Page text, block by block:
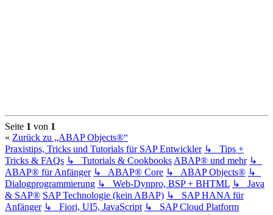
Seite 1 von 1
« Zurück zu „ABAP Objects®“
Praxistips, Tricks und Tutorials für SAP Entwickler ↳ Tips +
Tricks & FAQs ↳ Tutorials & Cookbooks ABAP® und mehr ↳
ABAP® für Anfänger ↳ ABAP® Core ↳ ABAP Objects® ↳
Dialogprogrammierung ↳ Web-Dynpro, BSP + BHTML ↳ Java
& SAP® SAP Technologie (kein ABAP) ↳ SAP HANA für
Anfänger ↳ Fiori, UI5, JavaScript ↳ SAP Cloud Platform